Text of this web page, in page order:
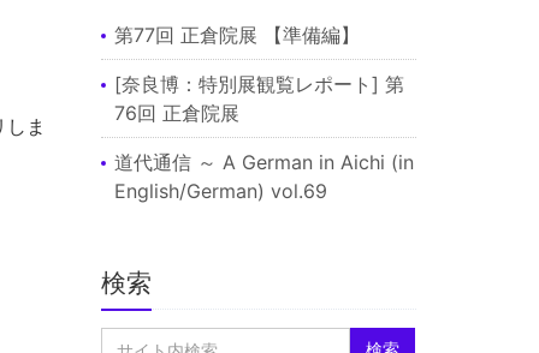
ま
第77回 正倉院展 【準備編】
[奈良博：特別展観覧レポート] 第
76回 正倉院展
道代通信 ～ A German in Aichi (in
English/German) vol.69
検索